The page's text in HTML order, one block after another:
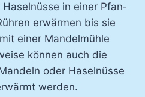
Ha­sel­nüs­se in ei­ner Pfan­
er­wär­men bis sie
ei­ner Man­del­müh­le
kön­nen auch die
oder Ha­sel­nüs­se
wer­den.